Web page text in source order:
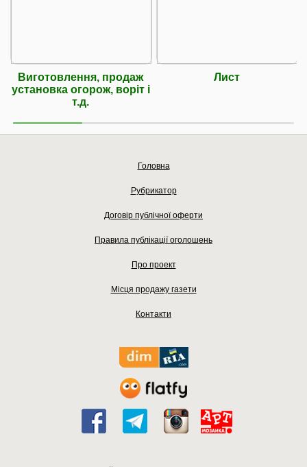
Виготовлення, продаж
установка огорож, воріт і
т.д.
Лист
Головна
Рубрикатор
Договір публічної оферти
Правила публікації оголошень
Про проект
Місця продажу газети
Контакти